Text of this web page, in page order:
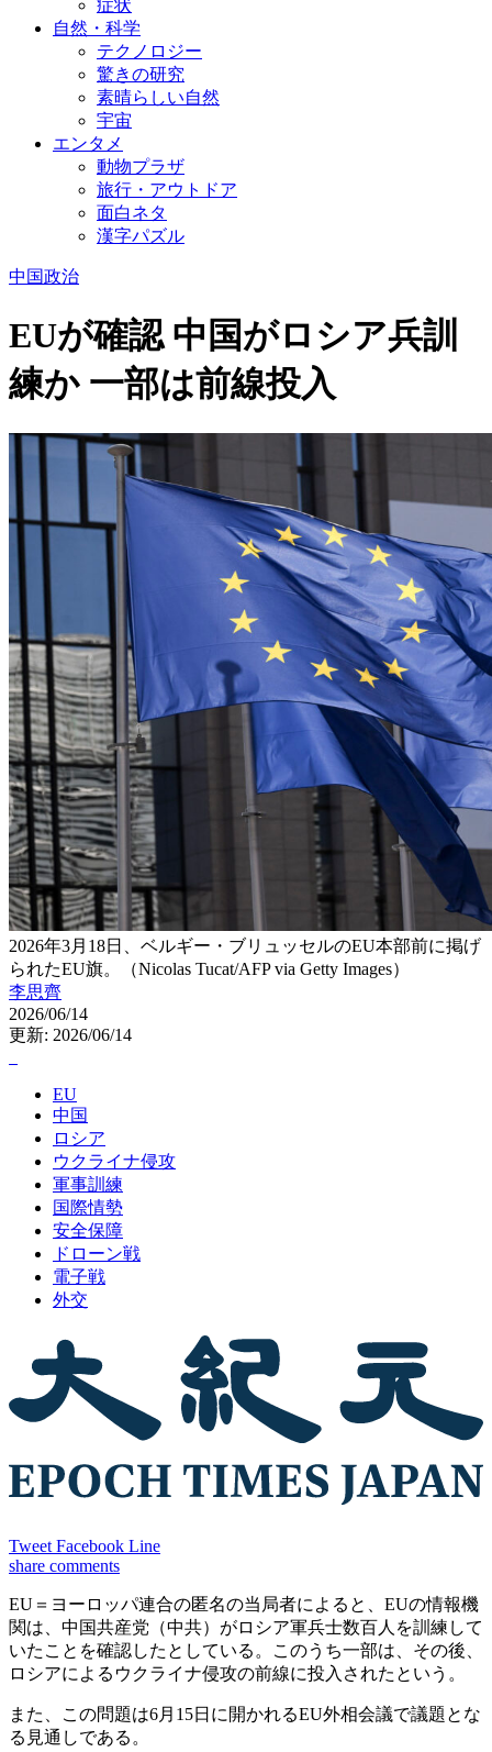
症状
自然・科学
テクノロジー
驚きの研究
素晴らしい自然
宇宙
エンタメ
動物プラザ
旅行・アウトドア
面白ネタ
漢字パズル
中国政治
EUが確認 中国がロシア兵訓
練か 一部は前線投入
2026年3月18日、ベルギー・ブリュッセルのEU本部前に掲げ
られたEU旗。（Nicolas Tucat/AFP via Getty Images）
李思齊
2026/06/14
更新: 2026/06/14
EU
中国
ロシア
ウクライナ侵攻
軍事訓練
国際情勢
安全保障
ドローン戦
電子戦
外交
Tweet Facebook Line
share comments
EU＝ヨーロッパ連合の匿名の当局者によると、EUの情報機
関は、中国共産党（中共）がロシア軍兵士数百人を訓練して
いたことを確認したとしている。このうち一部は、その後、
ロシアによるウクライナ侵攻の前線に投入されたという。
また、この問題は6月15日に開かれるEU外相会議で議題とな
る見通しである。